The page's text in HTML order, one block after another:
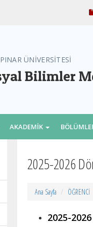
ÜNİVERSİTESİ
Bilimler
AKADEMİK
2025-2026
Ana Sayfa ÖĞRENCİ
2025-